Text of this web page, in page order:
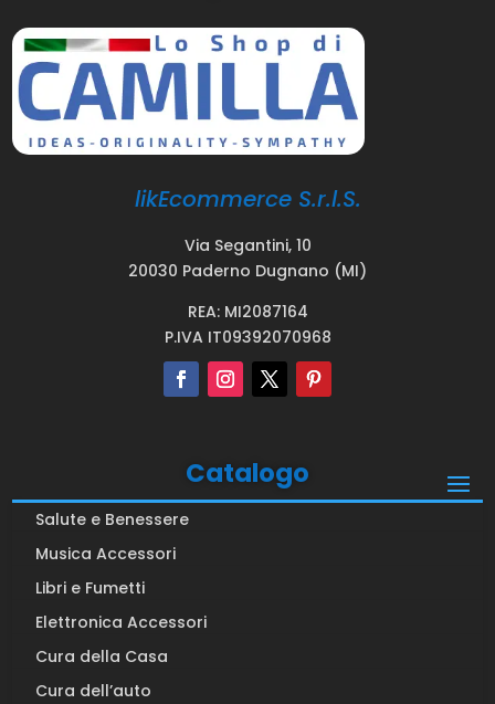
likEcommerce S.r.l.S.
Via Segantini, 10
20030 Paderno Dugnano (MI)
REA: MI2087164
P.IVA IT09392070968
Catalogo
Salute e Benessere
Musica Accessori
Libri e Fumetti
Elettronica Accessori
Cura della Casa
Cura dell’auto